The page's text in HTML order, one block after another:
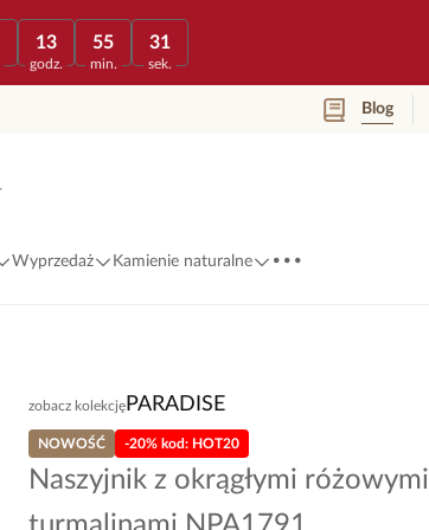
13
godz.
55
min.
31
sek.
Blog
Wyprzedaż Kamienie naturalne ...
zobacz kolekcję PARADISE
Naszyjnik z okrągłymi różowymi
NOWOŚĆ -20% kod: HOT20